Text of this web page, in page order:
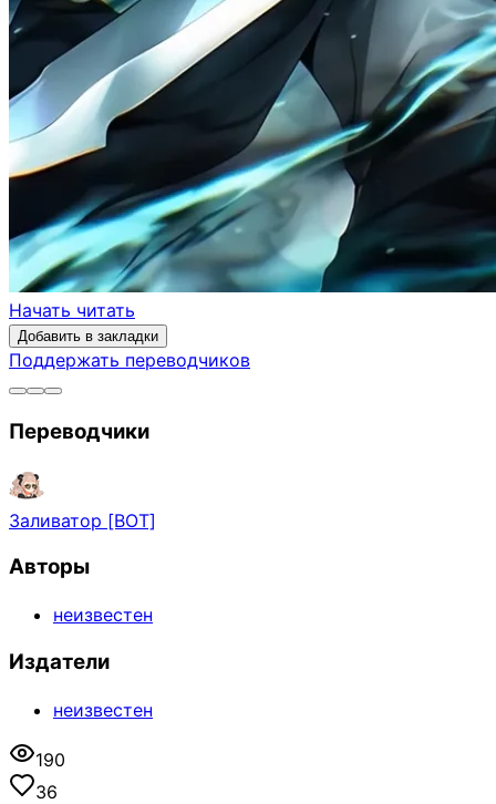
Начать читать
Добавить в закладки
Поддержать переводчиков
Переводчики
Заливатор [BOT]
Авторы
неизвестен
Издатели
неизвестен
190
36